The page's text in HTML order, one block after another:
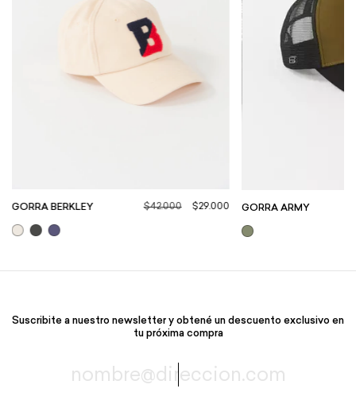
GORRA BERKLEY $42.000 $29.000 GORRA ARMY
Suscribite a nuestro newsletter y obtené un descuento exclusivo en
tu próxima compra